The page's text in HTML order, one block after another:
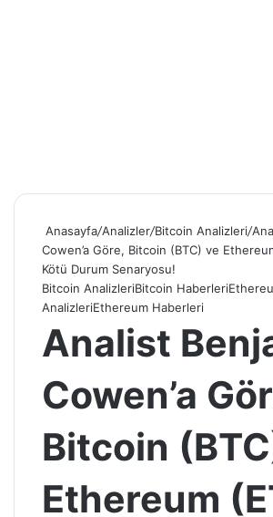
Anasayfa/Analizler/Bitcoin Analizleri/
Cowen’a Göre, Bitcoin (BTC) ve
Kötü Durum Senaryosu!
Bitcoin AnalizleriBitcoin Haberleri
AnalizleriEthereum Haberleri
Analist
Cowen’a
Bitcoin
Ethereum